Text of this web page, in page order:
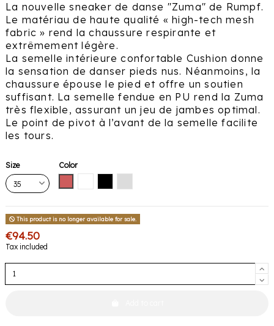
La nouvelle sneaker de danse "Zuma" de Rumpf.
Le matériau de haute qualité « high-tech mesh
fabric » rend la chaussure respirante et
extrêmement légère.
La semelle intérieure confortable Cushion donne
la sensation de danser pieds nus. Néanmoins, la
chaussure épouse le pied et offre un soutien
suffisant. La semelle fendue en PU rend la Zuma
très flexible, assurant un jeu de jambes optimal.
Le point de pivot à l’avant de la semelle facilite
les tours.
Size
Color
This product is no longer available for sale.
€94.50
Tax included